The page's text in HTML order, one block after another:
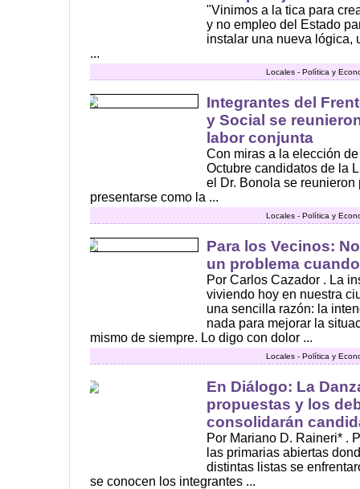
"Vinimos a la tica para
y no empleo del Estado
instalar una nueva lógica,
...
Locales - Política y
Integrantes del
y Social se
labor conjunta
Con miras a la elección
Octubre candidatos de la
el Dr. Bonola se
presentarse como la ...
Locales - Política y
Para los Vecinos:
un problema
Por Carlos Cazador . La
viviendo hoy en nuestra
una sencilla razón: la
nada para mejorar la
mismo de siempre. Lo digo con dolor ...
Locales - Política y
En Diálogo: La
propuestas y los
consolidarán
Por Mariano D. Raineri* .
las primarias abiertas
distintas listas se
se conocen los integrantes ...